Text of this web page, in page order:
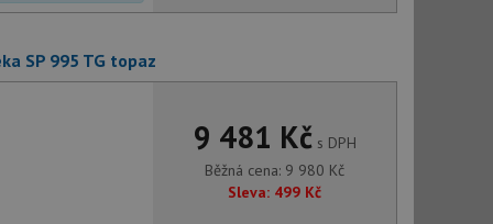
SP 995 TG topaz
9 481 Kčs DPH
Běžná cena: 9 980 Kč
Sleva: 499 Kč